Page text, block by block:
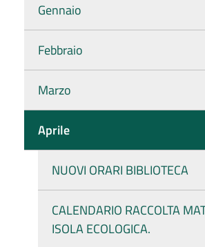
Gennaio
Febbraio
Marzo
Aprile
NUOVI ORARI BIBLIOTECA
CALENDARIO RACCOLTA
ISOLA ECOLOGICA.